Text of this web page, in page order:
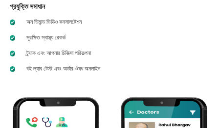
প্রযুক্তি সমাধান
অন ডিমান্ড ভিডিও কনসালটেশন
সুরক্ষিত স্বাস্থ্য রেকর্ড
ট্র্যাক এবং আপনার চিকিত্সা পরিকল্পনা
বই ল্যাব টেস্ট এবং অর্ডার ঔষধ অনলাইন